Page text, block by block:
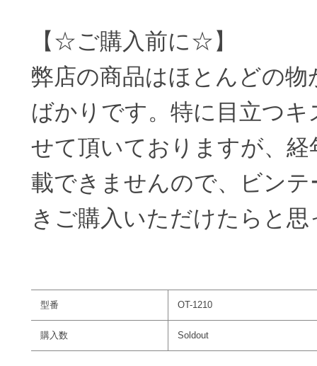
【☆ご購入前に☆】
弊店の商品はほとんどの
ばかりです。特に目立つ
せて頂いておりますが、
載できませんので、ビン
きご購入いただけたらと
型番 OT-1210
購入数 Soldout